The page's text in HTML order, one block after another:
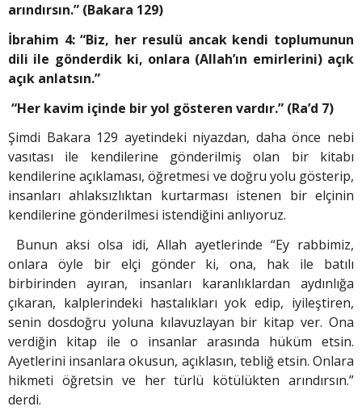
arındırsın.” (Bakara 129)
İbrahim 4: “Biz, her resulü ancak kendi toplu­munun
dili ile gönderdik ki, onlara (Allah’ın emirlerini) açık
açık anlatsın.”
“Her kavim içinde bir yol gösteren vardır.” (Ra’d 7)
Şimdi Bakara 129 ayetindeki niyazdan, daha önce nebi
vasıtası ile kendilerine gönderilmiş olan bir kitabı
kendilerine açıklaması, öğretmesi ve doğru yolu gösterip,
insanları ahlaksızlıktan kurtarması istenen bir elçinin
kendilerine gönderilmesi istendiğini anlıyoruz.
Bunun aksi olsa idi, Allah ayetlerinde “Ey rabbimiz,
onlara öyle bir elçi gönder ki, ona, hak ile batılı
birbirinden ayıran, insanları karanlıklardan aydınlığa
çıkaran, kalplerindeki hastalıkları yok edip, iyileştiren,
senin dosdoğru yoluna kılavuzlayan bir kitap ver. Ona
verdiğin kitap ile o insanlar arasında hüküm etsin.
Ayetlerini insanlara okusun, açıklasın, tebliğ etsin. Onlara
hikmeti öğretsin ve her türlü kötülükten arındırsın.”
derdi.